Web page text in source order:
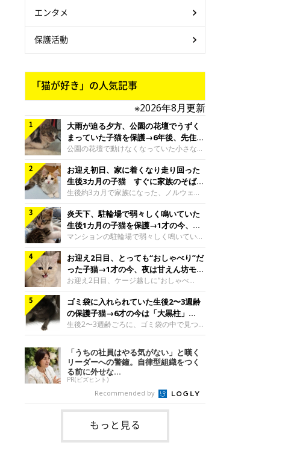
エンタメ
保護活動
「猫が好き」の人気記事
※2026年8月更新
大雨が迫る夕方、公園の花壇でうずく
まっていた子猫を保護→6年後、先住猫
と“姉妹”のような関係に
公園の花壇で動けなくなっていた小さな子
猫。家族に迎えられてから6年、先住猫と
の間には深い絆が育まれていました。保護
当時のティダちゃん。
@muumuu62197189紹介するのは、
X（旧Twitter）ユーザー
@muumuu62197189さんの愛猫・ティダ
ちゃん（取材時6才）の成長記録です。こ
ちらは、生後3カ月ごろのティダちゃん。
飼い主さんが出会ったのは、夜から大雨に
なると予報されていた日の夕方でした。花
壇で動けずにいた子猫保護したばかりのテ
ィダちゃん。@muumuu62197189飼い主
さんは、公園の
お迎え初日、家に着くなり走り回った
生後3カ月の子猫 すぐに家族のそばで
落ち着く姿に「迎えてよかった」
生後約3カ月で家族になった、ノルウェー
ジャンフォレストキャットの子猫。お迎え
翌日には、すでに家でくつろぐ様子を見せ
ていました。お迎え翌日、ベッドでうとう
とするむうちゃんお迎え翌日のむうちゃ
ん。@umimugi0304紹介するのは、
Instagramユーザー@umimugi0304さんの
愛猫・むうちゃん（撮影時、生後約3カ月
／ノルウェージャンフォレストキャッ
ト）。こちらは、お迎え翌日に撮影された
一枚。ゴハンをお腹いっぱい食べたむうち
ゃんは眠くなり、飼い主さん夫婦のベッド
でうとうとし始めたのだとか。飼い主さ
炎天下、駐輪場で弱々しく鳴いていた
生後1カ月の子猫を保護→1才の今、筋
肉質でツンデレなコに成長
マンションの駐輪場で弱々しく鳴いてい
た、生後1カ月ほどの子猫。家族に迎えら
れてから1年、体も行動も大きく成長しま
した。炎天下の駐輪場で鳴いていた小さな
子猫保護当時のモモちゃん。@Kingponzu
紹介するのは、X（旧Twitter）ユーザー
@Kingponzuさんの愛猫・モモちゃん（取
材時1才）の成長記録です。こちらは、モ
モちゃんが生後1カ月ごろに撮影された一
枚。飼い主さんの自宅マンションの駐輪場
です。子猫時代のモモちゃん。
@Kingponzuその日は気温が35℃を
お迎え2日目、とっても“おしゃべり”だ
った子猫→1才の今、夜は甘えん坊モー
ドになるコに成長！
お迎え2日目、ケージ越しに“おしゃべ
り”する姿を見せていた子猫。1才になった
今も見せる愛らしい姿にキュンとします。
お迎え2日目、ケージ越しに何かを伝える
ももちゃん“おしゃべり”なももちゃん。
@poocoonyan紹介するのは、Instagram
ユーザー@poocoonyanさんの愛猫・もも
ちゃん（取材時1才／マンチカン）です。
こちらの動画は、ももちゃんが生後2カ月
を過ぎたころ、お迎え2日目に撮影された
もの。新しい環境にゆっくり慣れてもらう
ため、当時はケージの中で過ごしていまし
た。鳴いてアピールするももち
ゴミ袋に入れられていた生後2〜3週齢
の保護子猫→6才の今は「大黒柱」
に！ 美しい黒猫に成長した姿にグッ
とくる
生後2〜3週齢ごろに、ゴミ袋の中で見つか
った小さな命。ミルクから育てられたその
子猫は今、家族に欠かせない存在へと成長
しました。ゴミ袋の中で見つかった、ミニ
モグラのような子猫よちよち歩きをしてい
たころの、生後2〜3週齢ごろのドンちゃ
ん。@doddou_1今回紹介するのは、
X（旧Twitter）ユーザー@doddou_1さん
の愛猫・ドンちゃん（取材時、推定6才／
本名：ドミトリー・ドンスコイ）。ドンち
ゃんは、保護猫でした。ドンちゃんが見つ
かったのは、飼い主さんの姉の勤め先の敷
「うちの社員はやる気がない」と嘆く
リーダーへの警鐘。自律型組織をつく
る前に外せな...
PR(ビズヒント)
Recommended by
もっと見る